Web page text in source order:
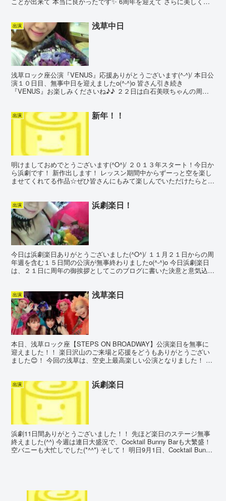
出演 浅草中日
浅草ロック座公演『VENUS』応援ありがとうございます(^-^)/ 本日公
演１０日目、無事中日を迎えましたo(^-^)o 皆さん引き続き
『VENUS』お楽しみくださいね♪♪ ２２日は白石美咲ちゃんの周年
出演 新年！！
明けましておめでとうございます(^O^)/ ２０１３年スタート！今日か
ら浜劇です！ 新作出します！ レッスン期間中からずーっと空を楽し
ませてくれてる作品☆ぜひ皆さんにもみて楽しんでいただけたらとお
出演 浜劇楽日！
今日は浜劇楽日ありがとうございました(^O^)/ １１月２１日からの周
年週を含む１５日間の公演が無事終わりましたo(^-^)o 今日浜劇楽日
は、２１日に周年の御挨拶としてこのブログに書いた決意と意気込み
出演 浅草楽日
本日、浅草ロック座【STEPS ON BROADWAY】公演楽日を無事に
迎えました！！ 楽日沢山のご来場と応援をどうもありがとうござい
ました😊！ 今回の浅草は、空史上最高楽しい公演となりました！ 空
出演 浜劇楽日
浜劇11日間ありがとうございました！！ 先ほど楽日のステージ無事
終えました(^^) 今週は連日大盛況で、Cocktail Bunny Barも大繁盛！
空バニーも大忙しでした(*^^*) そして！ 明日9月1日、Cocktail Bunny